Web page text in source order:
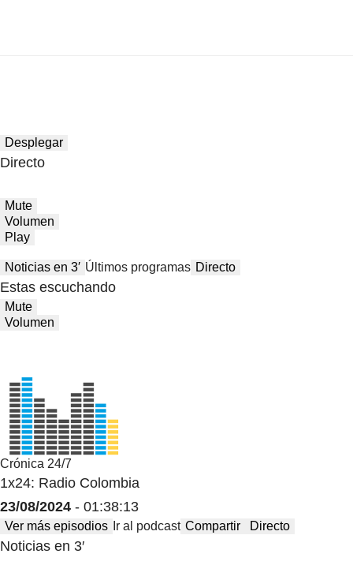
Desplegar
Directo
Mute
Volumen
Play
Noticias en 3′ Últimos programas Directo
Estas escuchando
Mute
Volumen
Crónica 24/7
1x24: Radio Colombia
23/08/2024 - 01:38:13
Ver más episodios Ir al podcast Compartir Directo
Noticias en 3′